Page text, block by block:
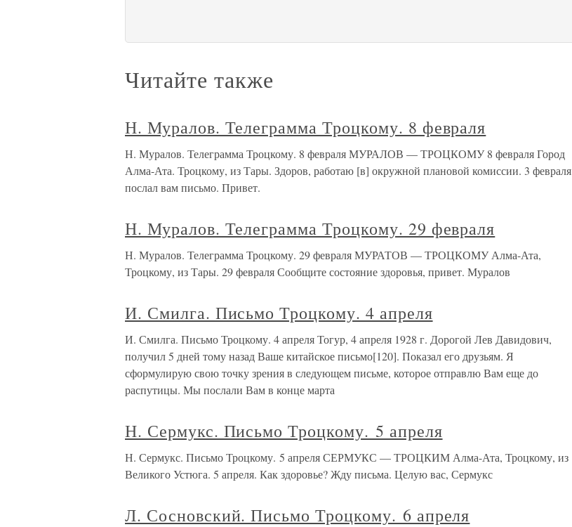
Читайте также
Н. Муралов. Телеграмма Троцкому. 8 февраля
Н. Муралов. Телеграмма Троцкому. 8 февраля МУРАЛОВ — ТРОЦКОМУ 8 февраля Город
Алма-Ата. Троцкому, из Тары. Здоров, работаю [в] окружной плановой комиссии. 3 февраля
послал вам письмо. Привет.
Н. Муралов. Телеграмма Троцкому. 29 февраля
Н. Муралов. Телеграмма Троцкому. 29 февраля МУРАТОВ — ТРОЦКОМУ Алма-Ата,
Троцкому, из Тары. 29 февраля Сообщите состояние здоровья, привет. Муралов
И. Смилга. Письмо Троцкому. 4 апреля
И. Смилга. Письмо Троцкому. 4 апреля Тогур, 4 апреля 1928 г. Дорогой Лев Давидович,
получил 5 дней тому назад Ваше китайское письмо[120]. Показал его друзьям. Я
сформулирую свою точку зрения в следующем письме, которое отправлю Вам еще до
распутицы. Мы послали Вам в конце марта
Н. Сермукс. Письмо Троцкому. 5 апреля
Н. Сермукс. Письмо Троцкому. 5 апреля СЕРМУКС — ТРОЦКИМ Алма-Ата, Троцкому, из
Великого Устюга. 5 апреля. Как здоровье? Жду письма. Целую вас, Сермукс
Л. Сосновский. Письмо Троцкому. 6 апреля